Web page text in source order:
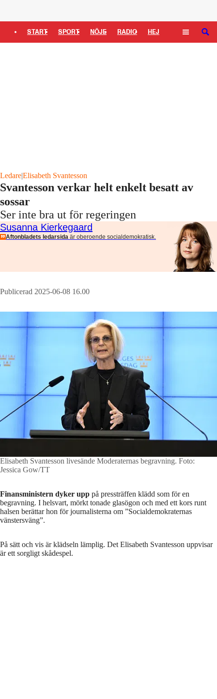
START SPORT NÖJE RADIO HEJ SÖK
Ledare|Elisabeth Svantesson
Svantesson verkar helt enkelt besatt av
sossar
Ser inte bra ut för regeringen
Susanna Kierkegaard
Aftonbladets ledarsida är oberoende socialdemokratisk.
Publicerad 2025-06-08 16.00
Elisabeth Svantesson livesände Moderaternas begravning.
Jessica Gow/TT
Finansministern dyker upp på pressträffen klädd som för en
begravning. I helsvart, mörkt tonade glasögon och med ett kors runt
halsen berättar hon för journalisterna om ”Socialdemokraternas
vänstersväng”.
På sätt och vis är klädseln lämplig. Det Elisabeth Svantesson uppvisar
är ett sorgligt skådespel.